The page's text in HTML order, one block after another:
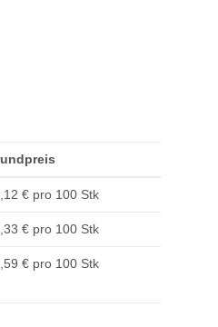
€ pro 100 Stk
€ pro 100 Stk
€ pro 100 Stk